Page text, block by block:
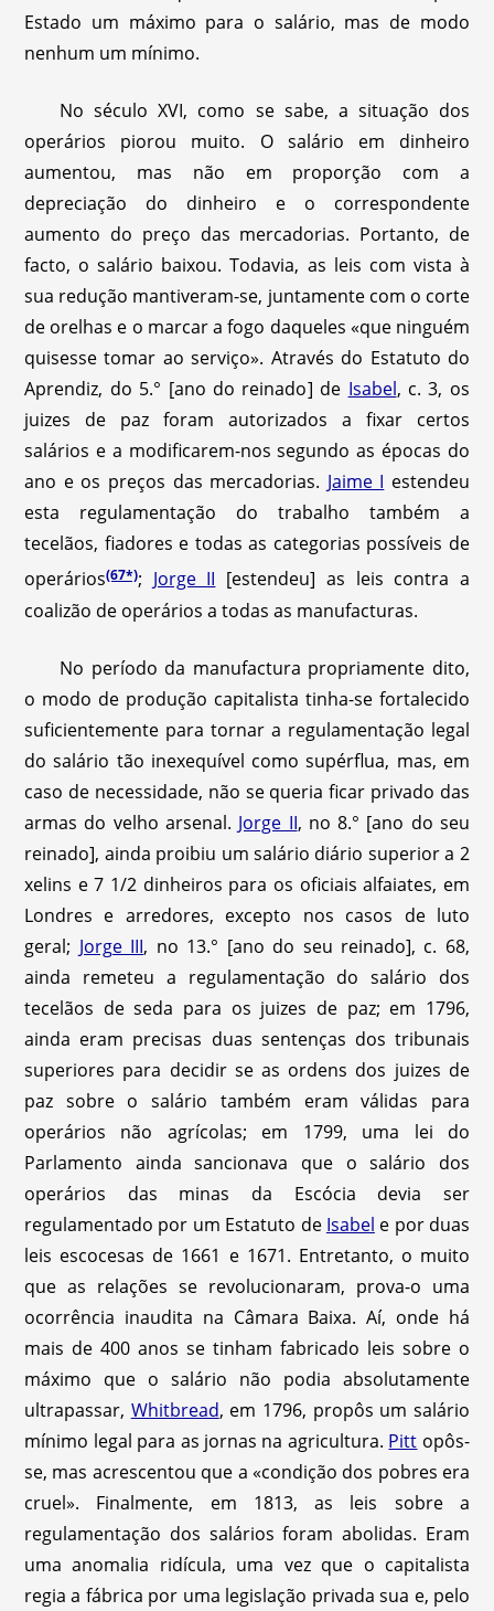
Estado um máximo para o salário, mas de modo
nenhum um mínimo.
No século XVI, como se sabe, a situação dos
operários piorou muito. O salário em dinheiro
aumentou, mas não em proporção com a
depreciação do dinheiro e o correspondente
aumento do preço das mercadorias. Portanto, de
facto, o salário baixou. Todavia, as leis com vista à
sua redução mantiveram-se, juntamente com o corte
de orelhas e o marcar a fogo daqueles «que ninguém
quisesse tomar ao serviço». Através do Estatuto do
Aprendiz, do 5.° [ano do reinado] de Isabel, c. 3, os
juizes de paz foram autorizados a fixar certos
salários e a modificarem-nos segundo as épocas do
ano e os preços das mercadorias. Jaime I estendeu
esta regulamentação do trabalho também a
tecelãos, fiadores e todas as categorias possíveis de
operários(67*); Jorge II [estendeu] as leis contra a
coalizão de operários a todas as manufacturas.
No período da manufactura propriamente dito,
o modo de produção capitalista tinha-se fortalecido
suficientemente para tornar a regulamentação legal
do salário tão inexequível como supérflua, mas, em
caso de necessidade, não se queria ficar privado das
armas do velho arsenal. Jorge II, no 8.° [ano do seu
reinado], ainda proibiu um salário diário superior a 2
xelins e 7 1/2 dinheiros para os oficiais alfaiates, em
Londres e arredores, excepto nos casos de luto
geral; Jorge III, no 13.° [ano do seu reinado], c. 68,
ainda remeteu a regulamentação do salário dos
tecelãos de seda para os juizes de paz; em 1796,
ainda eram precisas duas sentenças dos tribunais
superiores para decidir se as ordens dos juizes de
paz sobre o salário também eram válidas para
operários não agrícolas; em 1799, uma lei do
Parlamento ainda sancionava que o salário dos
operários das minas da Escócia devia ser
regulamentado por um Estatuto de Isabel e por duas
leis escocesas de 1661 e 1671. Entretanto, o muito
que as relações se revolucionaram, prova-o uma
ocorrência inaudita na Câmara Baixa. Aí, onde há
mais de 400 anos se tinham fabricado leis sobre o
máximo que o salário não podia absolutamente
ultrapassar, Whitbread, em 1796, propôs um salário
mínimo legal para as jornas na agricultura. Pitt opôs-
se, mas acrescentou que a «condição dos pobres era
cruel». Finalmente, em 1813, as leis sobre a
regulamentação dos salários foram abolidas. Eram
uma anomalia ridícula, uma vez que o capitalista
regia a fábrica por uma legislação privada sua e, pelo